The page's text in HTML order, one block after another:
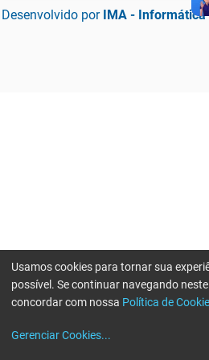
Desenvolvido por IMA - Informática
Usamos cookies para tornar sua
possível. Se continuar navegando
concordar com nossa Política de
Gerenciar Cookies...
Erro ao enviar informações, por favor